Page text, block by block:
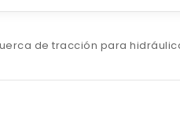
de tracción para